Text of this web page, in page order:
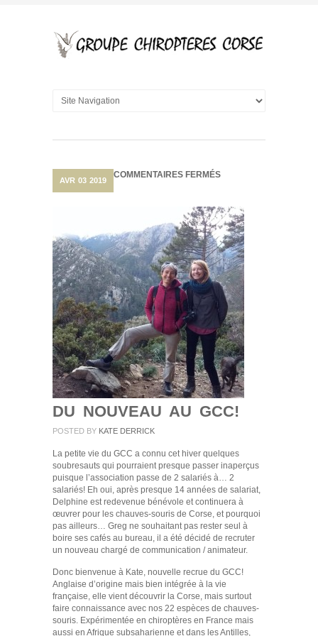
AVR 03 2019
COMMENTAIRES FERMÉSSUR
AU
GCC!
DU NOUVEAU AU GCC!
POSTED BY KATE DERRICK
La petite vie du GCC a connu cet hiver quelques
soubresauts qui pourraient presque passer inaperçus
puisque l’association passe de 2 salariés à… 2
salariés! Eh oui, après presque 14 années de salariat,
Delphine est redevenue bénévole et continuera à
œuvrer pour les chauves-souris de Corse, et pourquoi
pas ailleurs… Greg ne souhaitant pas rester seul à
boire ses cafés au bureau, il a été décidé de recruter
un nouveau chargé de communication / animateur.
Donc bienvenue à Kate, nouvelle recrue du GCC!
Anglaise d’origine mais bien intégrée à la vie
française, elle vient découvrir la Corse, mais surtout
faire connaissance avec nos 22 espèces de chauves-
souris. Expérimentée en chiroptères en France mais
aussi en Afrique subsaharienne et dans les Antilles,